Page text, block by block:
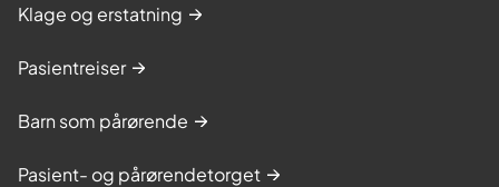
Klage og erstatning
Pasientreiser
Barn som pårørende
Pasient- og pårørendetorget